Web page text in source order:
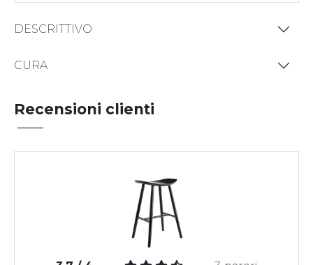
DESCRITTIVO
CURA
Recensioni clienti